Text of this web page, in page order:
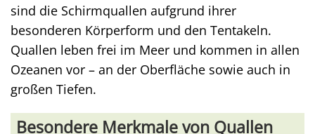
sind die Schirmquallen aufgrund ihrer
besonderen Körperform und den Tentakeln.
Quallen leben frei im Meer und kommen in allen
Ozeanen vor – an der Oberfläche sowie auch in
großen Tiefen.
Besondere Merkmale von Quallen